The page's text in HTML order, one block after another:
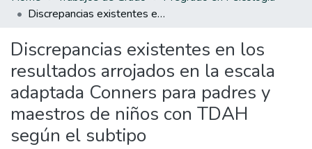
All of DSpace
Statistics
Discrepancias existentes en los resultados arrojados en la escala adaptada Conners para padres y maestros de niños con TDAH según el subtipo
Discrepancias existentes en los
resultados arrojados en la escala
adaptada Conners para padres y
maestros de niños con TDAH
según el subtipo